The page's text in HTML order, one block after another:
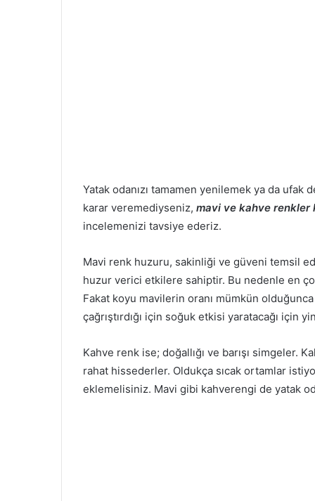
Yatak odanızı tamamen yenilemek ya da
karar veremediyseniz, mavi ve kahve renkler
incelemenizi tavsiye ederiz.
Mavi renk huzuru, sakinliği ve güveni temsil
huzur verici etkilere sahiptir. Bu nedenle en
Fakat koyu mavilerin oranı mümkün
çağrıştırdığı için soğuk etkisi yaratacağı için
Kahve renk ise; doğallığı ve barışı
rahat hissederler. Oldukça sıcak ortamlar
eklemelisiniz. Mavi gibi kahverengi de yatak